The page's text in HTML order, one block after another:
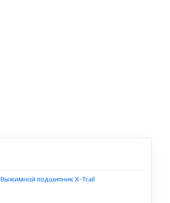
Выжимной подшипник X-Trail